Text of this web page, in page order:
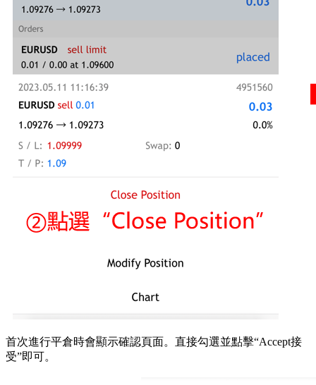
首次進行平倉時會顯示確認頁面。直接勾選並點擊“Accept接
受”即可。